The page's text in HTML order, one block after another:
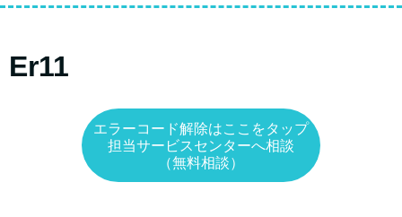
Er11
エラーコード解除はここをタップ
担当サービスセンターへ相談
（無料相談）